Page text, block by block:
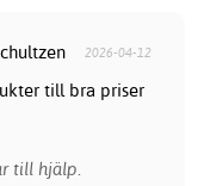
2026-04-12
till bra priser
till hjälp.